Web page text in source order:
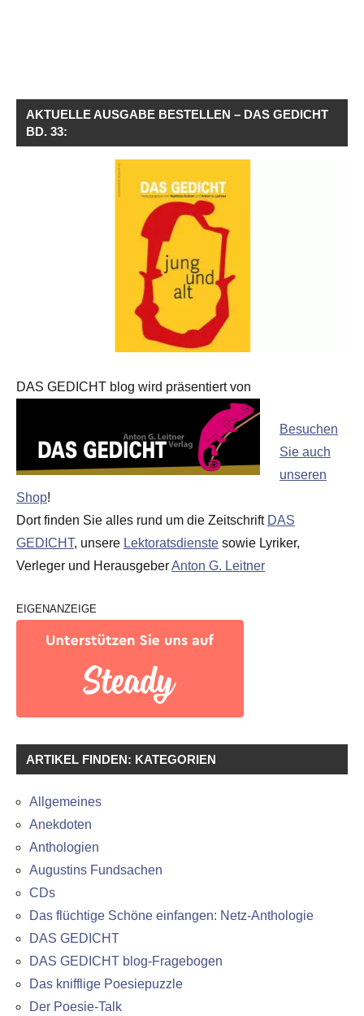
AKTUELLE AUSGABE BESTELLEN – DAS GEDICHT
BD. 33:
DAS GEDICHT blog wird präsentiert von
Besuchen
Sie auch
unseren
Shop!
Dort finden Sie alles rund um die Zeitschrift DAS
GEDICHT, unsere Lektoratsdienste sowie Lyriker,
Verleger und HerausgeberAnton G. Leitner
EIGENANZEIGE
ARTIKEL FINDEN: KATEGORIEN
Allgemeines
Anekdoten
Anthologien
Augustins Fundsachen
CDs
Das flüchtige Schöne einfangen: Netz-Anthologie
DAS GEDICHT
DAS GEDICHT blog-Fragebogen
Das knifflige Poesiepuzzle
Der Poesie-Talk